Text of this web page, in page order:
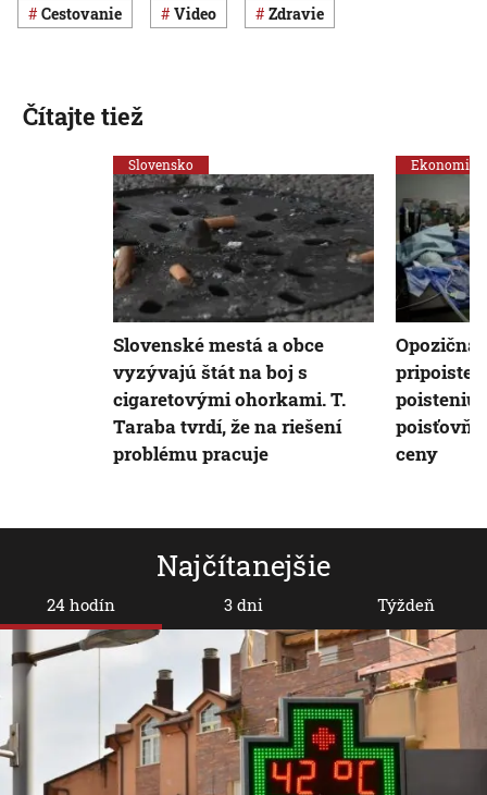
cestovanie Video Zdravie
Najčítanejšie
24 hodín 3 dni Týždeň
Čítajte tiež
Slovensko
Slovenské mestá a obce
vyzývajú štát na boj s
cigaretovými ohorkami. T.
Taraba tvrdí, že na riešení
problému pracuje
Ekonomika
Opozičná
ceny